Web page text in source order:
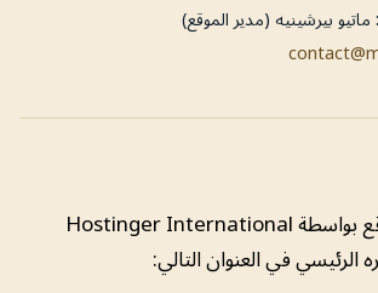
بيرشينيه (مدير الموقع)
يتم استضافة الموقع بواسطة Hostinger International